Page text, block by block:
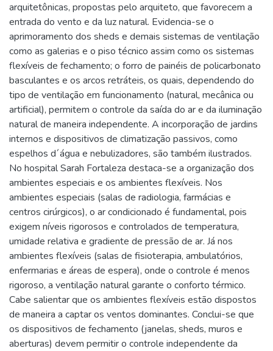
arquitetônicas, propostas pelo arquiteto, que favorecem a
entrada do vento e da luz natural. Evidencia-se o
aprimoramento dos sheds e demais sistemas de ventilação
como as galerias e o piso técnico assim como os sistemas
flexíveis de fechamento; o forro de painéis de policarbonato
basculantes e os arcos retráteis, os quais, dependendo do
tipo de ventilação em funcionamento (natural, mecânica ou
artificial), permitem o controle da saída do ar e da iluminação
natural de maneira independente. A incorporação de jardins
internos e dispositivos de climatização passivos, como
espelhos d´água e nebulizadores, são também ilustrados.
No hospital Sarah Fortaleza destaca-se a organização dos
ambientes especiais e os ambientes flexíveis. Nos
ambientes especiais (salas de radiologia, farmácias e
centros cirúrgicos), o ar condicionado é fundamental, pois
exigem níveis rigorosos e controlados de temperatura,
umidade relativa e gradiente de pressão de ar. Já nos
ambientes flexíveis (salas de fisioterapia, ambulatórios,
enfermarias e áreas de espera), onde o controle é menos
rigoroso, a ventilação natural garante o conforto térmico.
Cabe salientar que os ambientes flexíveis estão dispostos
de maneira a captar os ventos dominantes. Conclui-se que
os dispositivos de fechamento (janelas, sheds, muros e
aberturas) devem permitir o controle independente da